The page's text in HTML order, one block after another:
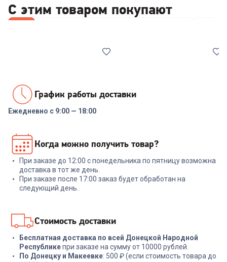
С этим товаром покупают
Реле напряжения Rucelf
SRW-16A 3кВА
+ 47 бонусов
1 599₽
ИнСтаб IS1000 800Вт 1000ВА
15 999₽
График работы доставки
Ежедневно с 9:00 — 18:00
Когда можно получить товар?
При заказе до 12:00 с понедельника по пятницу возможна
доставка в тот же день.
При заказе после 17:00 заказ будет обработан на
следующий день.
Стоимость доставки
Бесплатная доставка по всей Донецкой Народной
Республикепри заказе на сумму от 10000 рублей.
По Донецку и Макеевке: 500 ₽ (если стоимость товара до